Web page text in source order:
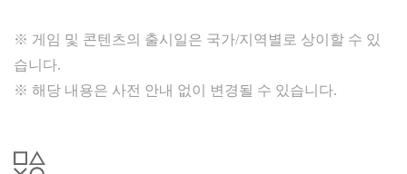
※ 게임 및 콘텐츠의 출시일은 국가/지역별로 상이할 수 있
습니다.
※ 해당 내용은 사전 안내 없이 변경될 수 있습니다.